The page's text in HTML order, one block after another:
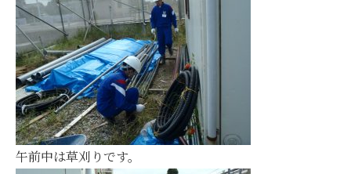
午前中は草刈りです。